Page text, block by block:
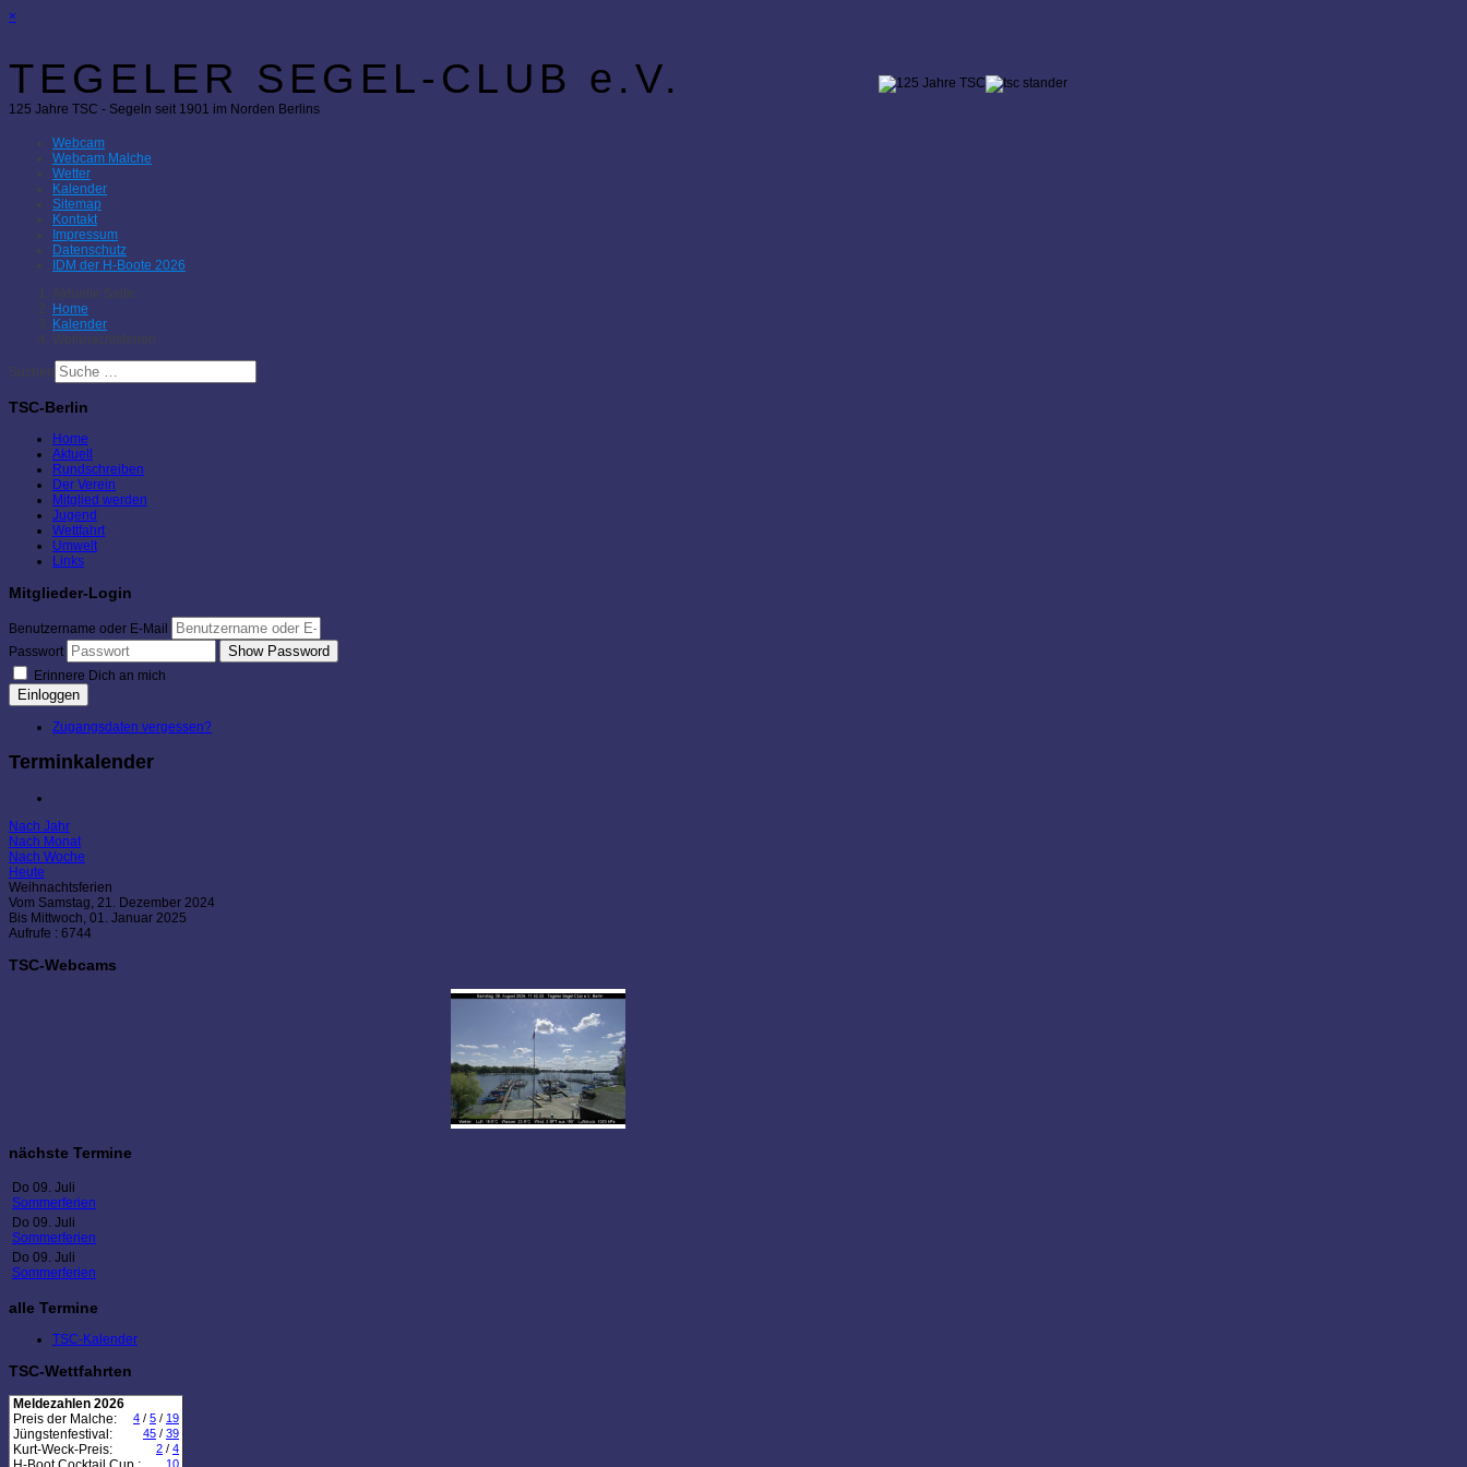
×
TEGELER SEGEL-CLUB e.V.
125 Jahre TSC - Segeln seit 1901 im Norden Berlins
Webcam
Webcam Malche
Wetter
Kalender
Sitemap
Kontakt
Impressum
Datenschutz
IDM der H-Boote 2026
Aktuelle Seite:
Home
Kalender
Weihnachtsferien
Suchen
TSC-Berlin
Home
Aktuell
Rundschreiben
Der Verein
Mitglied werden
Jugend
Wettfahrt
Umwelt
Links
Mitglieder-Login
Benutzername oder E-Mail
Passwort
Show Password
Erinnere Dich an mich
Einloggen
Zugangsdaten vergessen?
Terminkalender
Nach Jahr
Nach Monat
Nach Woche
Heute
Weihnachtsferien
Vom Samstag, 21. Dezember 2024
Bis Mittwoch, 01. Januar 2025
Aufrufe : 6744
TSC-Webcams
nächste Termine
Do 09. Juli
Sommerferien
Do 09. Juli
Sommerferien
Do 09. Juli
Sommerferien
alle Termine
TSC-Kalender
TSC-Wettfahrten
Meldezahlen 2026
Preis der Malche:
4 / 5 / 19
Jüngstenfestival: 45 / 39
Kurt-Weck-Preis: 2 / 4
10